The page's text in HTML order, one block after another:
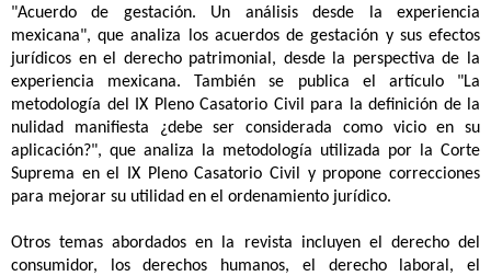
"Acuerdo de gestación. Un análisis desde la experiencia
mexicana", que analiza los acuerdos de gestación y sus efectos
jurídicos en el derecho patrimonial, desde la perspectiva de la
experiencia mexicana. También se publica el artículo "La
metodología del IX Pleno Casatorio Civil para la definición de la
nulidad manifiesta ¿debe ser considerada como vicio en su
aplicación?", que analiza la metodología utilizada por la Corte
Suprema en el IX Pleno Casatorio Civil y propone correcciones
para mejorar su utilidad en el ordenamiento jurídico.
Otros temas abordados en la revista incluyen el derecho del
consumidor, los derechos humanos, el derecho laboral, el